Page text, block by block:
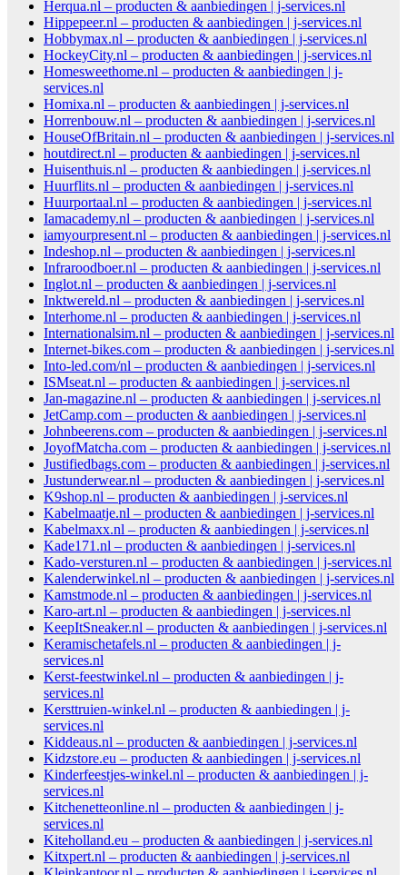
Herqua.nl – producten & aanbiedingen | j-services.nl
Hippepeer.nl – producten & aanbiedingen | j-services.nl
Hobbymax.nl – producten & aanbiedingen | j-services.nl
HockeyCity.nl – producten & aanbiedingen | j-services.nl
Homesweethome.nl – producten & aanbiedingen | j-
services.nl
Homixa.nl – producten & aanbiedingen | j-services.nl
Horrenbouw.nl – producten & aanbiedingen | j-services.nl
HouseOfBritain.nl – producten & aanbiedingen | j-services.nl
houtdirect.nl – producten & aanbiedingen | j-services.nl
Huisenthuis.nl – producten & aanbiedingen | j-services.nl
Huurflits.nl – producten & aanbiedingen | j-services.nl
Huurportaal.nl – producten & aanbiedingen | j-services.nl
Iamacademy.nl – producten & aanbiedingen | j-services.nl
iamyourpresent.nl – producten & aanbiedingen | j-services.nl
Indeshop.nl – producten & aanbiedingen | j-services.nl
Infraroodboer.nl – producten & aanbiedingen | j-services.nl
Inglot.nl – producten & aanbiedingen | j-services.nl
Inktwereld.nl – producten & aanbiedingen | j-services.nl
Interhome.nl – producten & aanbiedingen | j-services.nl
Internationalsim.nl – producten & aanbiedingen | j-services.nl
Internet-bikes.com – producten & aanbiedingen | j-services.nl
Into-led.com/nl – producten & aanbiedingen | j-services.nl
ISMseat.nl – producten & aanbiedingen | j-services.nl
Jan-magazine.nl – producten & aanbiedingen | j-services.nl
JetCamp.com – producten & aanbiedingen | j-services.nl
Johnbeerens.com – producten & aanbiedingen | j-services.nl
JoyofMatcha.com – producten & aanbiedingen | j-services.nl
Justifiedbags.com – producten & aanbiedingen | j-services.nl
Justunderwear.nl – producten & aanbiedingen | j-services.nl
K9shop.nl – producten & aanbiedingen | j-services.nl
Kabelmaatje.nl – producten & aanbiedingen | j-services.nl
Kabelmaxx.nl – producten & aanbiedingen | j-services.nl
Kade171.nl – producten & aanbiedingen | j-services.nl
Kado-versturen.nl – producten & aanbiedingen | j-services.nl
Kalenderwinkel.nl – producten & aanbiedingen | j-services.nl
Kamstmode.nl – producten & aanbiedingen | j-services.nl
Karo-art.nl – producten & aanbiedingen | j-services.nl
KeepItSneaker.nl – producten & aanbiedingen | j-services.nl
Keramischetafels.nl – producten & aanbiedingen | j-
services.nl
Kerst-feestwinkel.nl – producten & aanbiedingen | j-
services.nl
Kersttruien-winkel.nl – producten & aanbiedingen | j-
services.nl
Kiddeaus.nl – producten & aanbiedingen | j-services.nl
Kidzstore.eu – producten & aanbiedingen | j-services.nl
Kinderfeestjes-winkel.nl – producten & aanbiedingen | j-
services.nl
Kitchenetteonline.nl – producten & aanbiedingen | j-
services.nl
Kiteholland.eu – producten & aanbiedingen | j-services.nl
Kitxpert.nl – producten & aanbiedingen | j-services.nl